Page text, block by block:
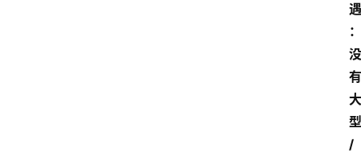
遇
：
没
有
大
型
/